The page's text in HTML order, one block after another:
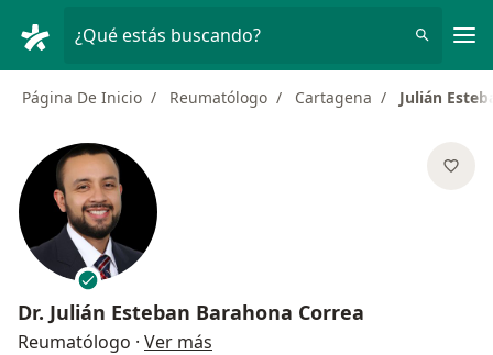
¿Qué estás buscando?
Página De Inicio Reumatólogo Cartagena Julián
Dr. Julián Esteban Barahona Correa
Reumatólogo · Ver más